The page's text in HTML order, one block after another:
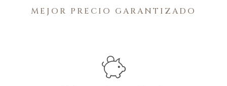
MEJOR PRECIO GARANTIZADO